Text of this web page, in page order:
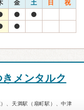
金 土 日 祝
メンタルク
、天満駅（扇町駅）、中津